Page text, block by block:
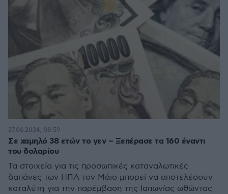
Σε χαμηλό 38 ετών το γεν – Ξεπέρασε τα 160 έναντι
του δολαρίου
Τα στοιχεία για τις προσωπικές καταναλωτικές
δαπάνες των ΗΠΑ τον Μάιο μπορεί να αποτελέσουν
καταλύτη για την παρέμβαση της Ιαπωνίας ωθώντας
27.06.2024, 08:59